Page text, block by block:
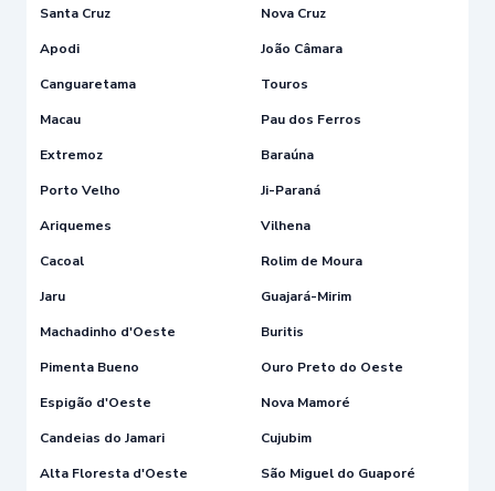
Santa Cruz
Nova Cruz
Apodi
João Câmara
Canguaretama
Touros
Macau
Pau dos Ferros
Extremoz
Baraúna
Porto Velho
Ji-Paraná
Ariquemes
Vilhena
Cacoal
Rolim de Moura
Jaru
Guajará-Mirim
Machadinho d'Oeste
Buritis
Pimenta Bueno
Ouro Preto do Oeste
Espigão d'Oeste
Nova Mamoré
Candeias do Jamari
Cujubim
Alta Floresta d'Oeste
São Miguel do Guaporé